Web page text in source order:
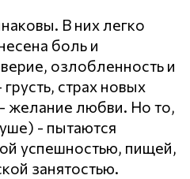
В них легко
боль и
озлобленность и
страх новых
желание любви. Но то,
- пытаются
успешностью, пищей,
занятостью.